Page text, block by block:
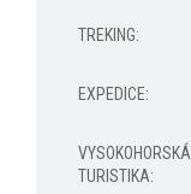
TREKING:
EXPEDICE:
VYSOKOHORSKÁ
TURISTIKA: